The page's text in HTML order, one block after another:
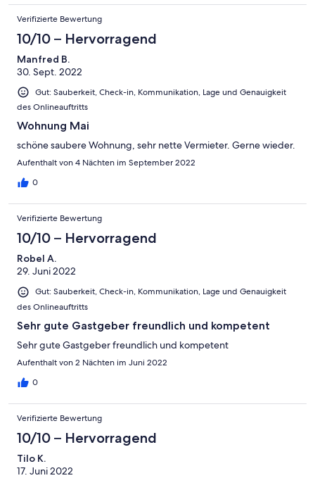
Verifizierte Bewertung
10/10 – Hervorragend
Manfred B.
30. Sept. 2022
Gut: Sauberkeit, Check-in, Kommunikation, Lage und Genauigkeit
des Onlineauftritts
Wohnung Mai
schöne saubere Wohnung, sehr nette Vermieter. Gerne wieder.
Aufenthalt von 4 Nächten im September 2022
0
Verifizierte Bewertung
10/10 – Hervorragend
Robel A.
29. Juni 2022
Gut: Sauberkeit, Check-in, Kommunikation, Lage und Genauigkeit
des Onlineauftritts
Sehr gute Gastgeber freundlich und kompetent
Sehr gute Gastgeber freundlich und kompetent
Aufenthalt von 2 Nächten im Juni 2022
0
Verifizierte Bewertung
10/10 – Hervorragend
Tilo K.
17. Juni 2022